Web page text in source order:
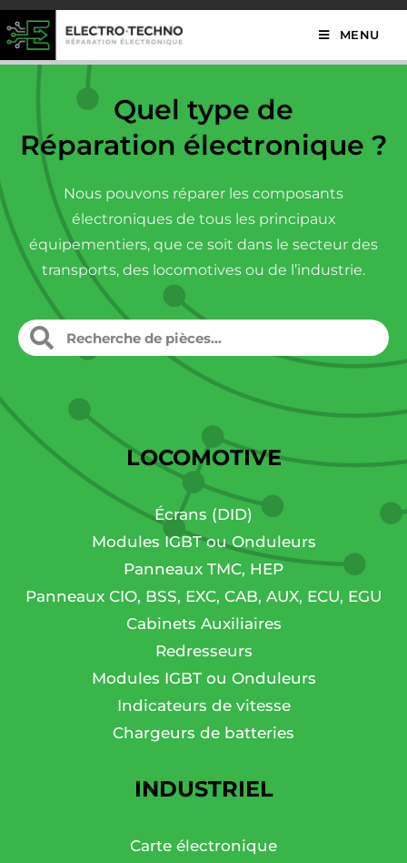
MENU
Quel type de
Réparation électronique ?
Nous pouvons réparer les composants
électroniques de tous les principaux
équipementiers, que ce soit dans le secteur des
transports, des locomotives ou de l’industrie.
LOCOMOTIVE
Écrans (DID)
Modules IGBT ou Onduleurs
Panneaux TMC, HEP
Panneaux CIO, BSS, EXC, CAB, AUX, ECU, EGU
Cabinets Auxiliaires
Redresseurs
Modules IGBT ou Onduleurs
Indicateurs de vitesse
Chargeurs de batteries
INDUSTRIEL
Carte électronique